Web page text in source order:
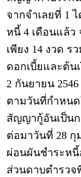
จากจำเลยที่ 1
หนี้ 4 เดือนแล้ว
เพียง 14 งวด ร
ดอกเบี้ยและต้น
2 กันยายน
ตามวันที่กำหนด
สัญญากู้อันเป็น
ต่อมาวันที่ 28 กุ
ผ่อนผันชำระห
ส่วนดาบตำรวจ